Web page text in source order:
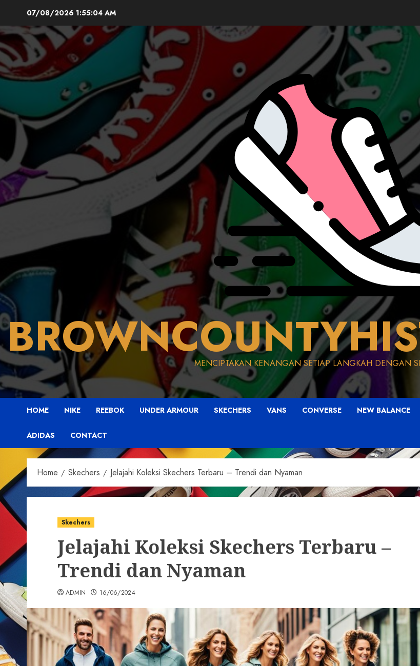
content
07/08/2026 1:55:06 AM
MENCIPTAKAN KENANGAN SETIAP LANGKAH DENGAN
HOME NIKE REEBOK UNDER ARMOUR SKECHERS VANS CONVERSE NEW BALANCE
ADIDAS CONTACT
Home Skechers Jelajahi Koleksi Skechers Terbaru – Trendi dan Nyaman
Skechers
Jelajahi Koleksi Skechers Terbaru –
Trendi dan Nyaman
ADMIN 16/06/2024